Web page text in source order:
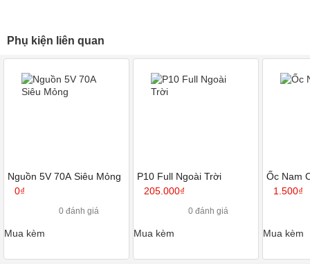
Phụ kiện liên quan
Nguồn 5V 70A Siêu Mỏng
0₫
0 đánh giá
Mua kèm
P10 Full Ngoài Trời
205.000₫
0 đánh giá
Mua kèm
Ốc Nam
1.500₫
Mua kèm